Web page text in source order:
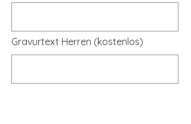
Gravurtext Herren (kostenlos)